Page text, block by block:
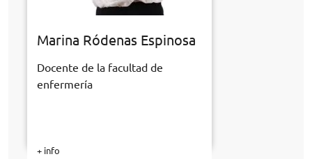
Marina Ródenas Espinosa
Docente de la facultad de
enfermería
+ info